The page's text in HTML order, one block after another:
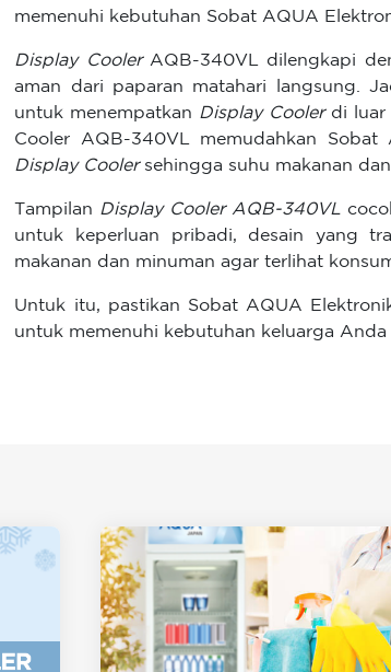
memenuhi kebutuhan Sobat AQUA
Display CoolerAQB-340VL dilengkapi
aman dari paparan matahari langsung.
untuk menempatkan Display Coolerdi luar
Cooler AQB-340VL memudahkan
Display Coolersehingga suhu makanan
Tampilan Display Cooler AQB-340VL
untuk keperluan pribadi, desain yang
makanan dan minuman agar terlihat
Untuk itu, pastikan Sobat AQUA
untuk memenuhi kebutuhan keluarga Anda